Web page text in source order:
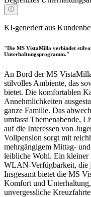
KI-generiert aus
"Die MS VistaMilla verbindet
Unterhaltungsprogramm."
An Bord der MS
stilvolles Ambiente, das
bietet. Die komfortablen
Annehmlichkeiten
ganze Familie. Das
umfasst Themenabende,
auf die Interessen von
Vollpension sorgt mit
mehrgängigem Mittag-
leibliche Wohl. Ein kleiner
WLAN-Verfügbarkeit, die
Insgesamt bietet die MS
Komfort und
unvergessliche